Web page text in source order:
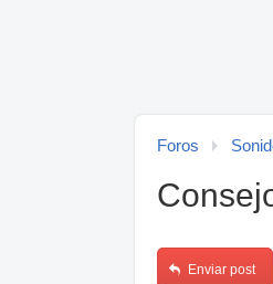
Foros
Enviar post